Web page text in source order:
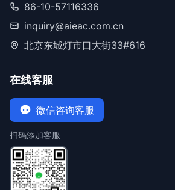
86-10-57116336
inquiry@aieac.com.cn
北京东城灯市口大街33#616
在线客服
微信咨询客服
扫码添加客服